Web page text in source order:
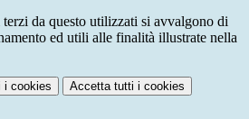
da questo utilizzati si avvalgono di
ed utili alle finalità illustrate nella
i cookies Accetta tutti i cookies